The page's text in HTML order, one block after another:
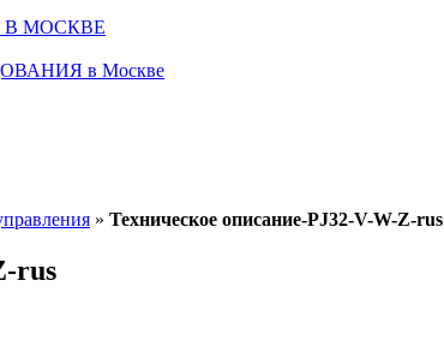
В МОСКВЕ
в Москве
» Техническое описание-PJ32-V-W-Z-rus
rus